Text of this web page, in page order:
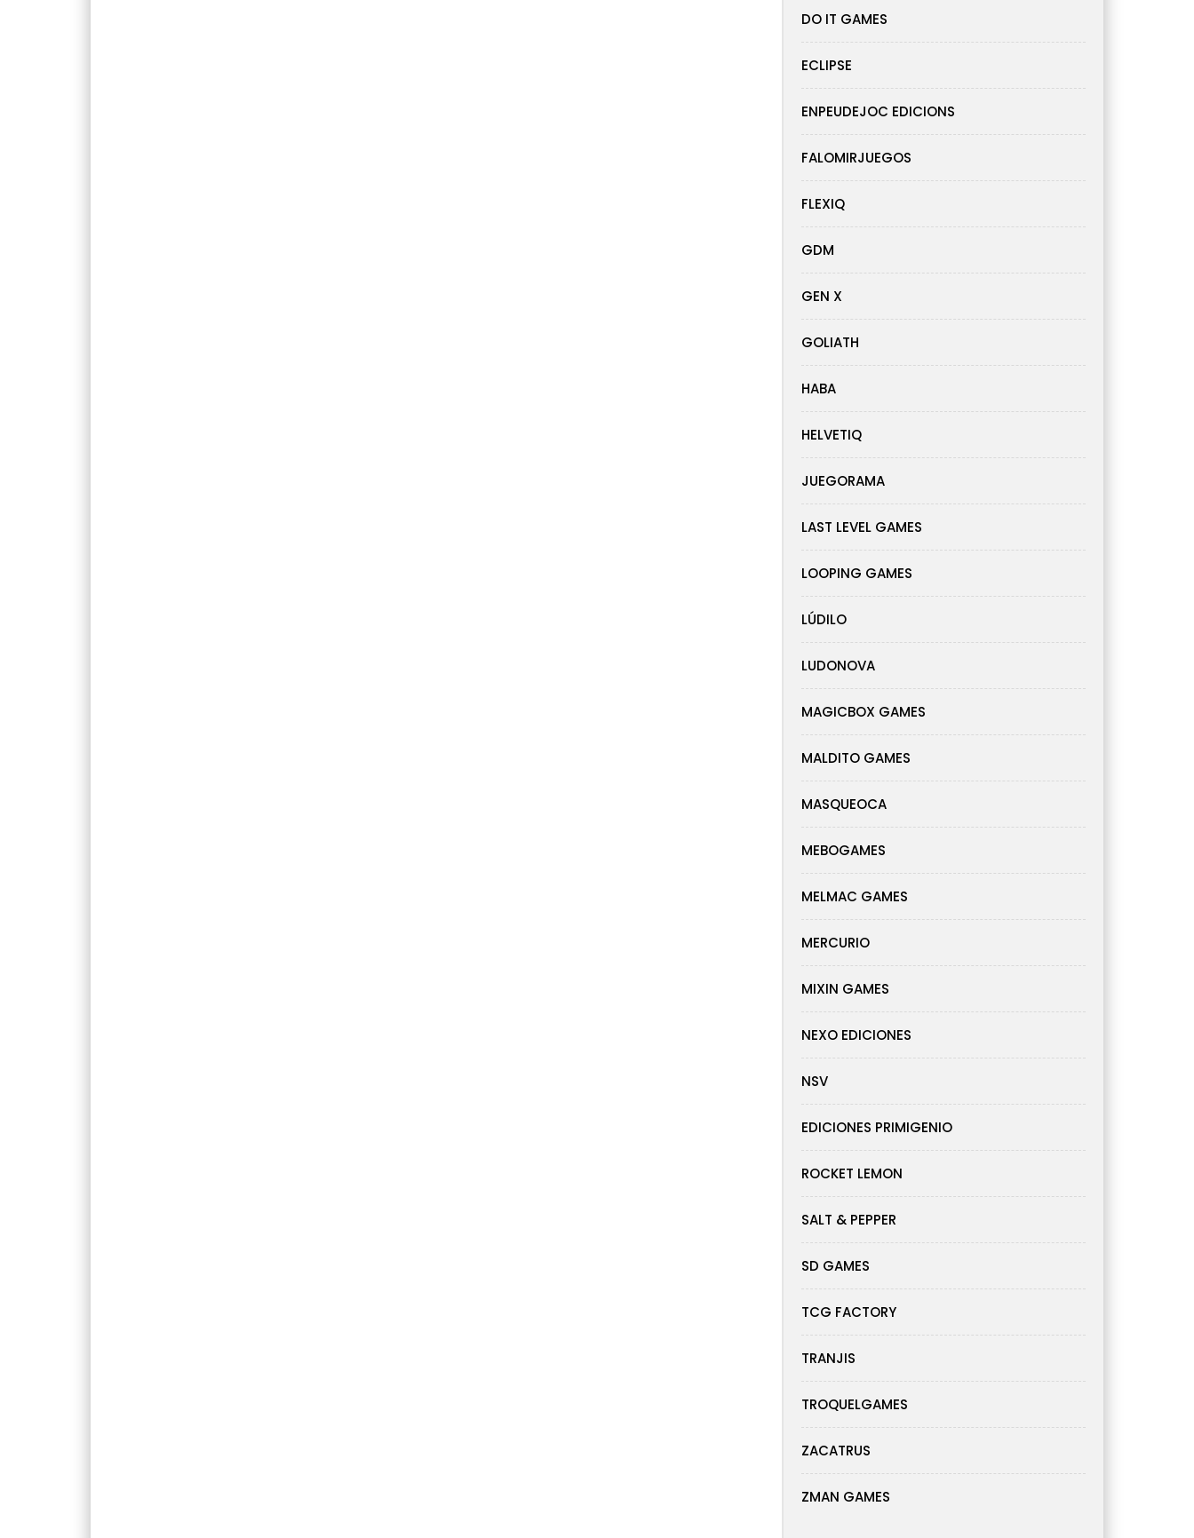
DO IT GAMES
ECLIPSE
ENPEUDEJOC EDICIONS
FALOMIRJUEGOS
FLEXIQ
GDM
GEN X
GOLIATH
HABA
HELVETIQ
JUEGORAMA
LAST LEVEL GAMES
LOOPING GAMES
LÚDILO
LUDONOVA
MAGICBOX GAMES
MALDITO GAMES
MASQUEOCA
MEBOGAMES
MELMAC GAMES
MERCURIO
MIXIN GAMES
NEXO EDICIONES
NSV
EDICIONES PRIMIGENIO
ROCKET LEMON
SALT & PEPPER
SD GAMES
TCG FACTORY
TRANJIS
TROQUELGAMES
ZACATRUS
ZMAN GAMES